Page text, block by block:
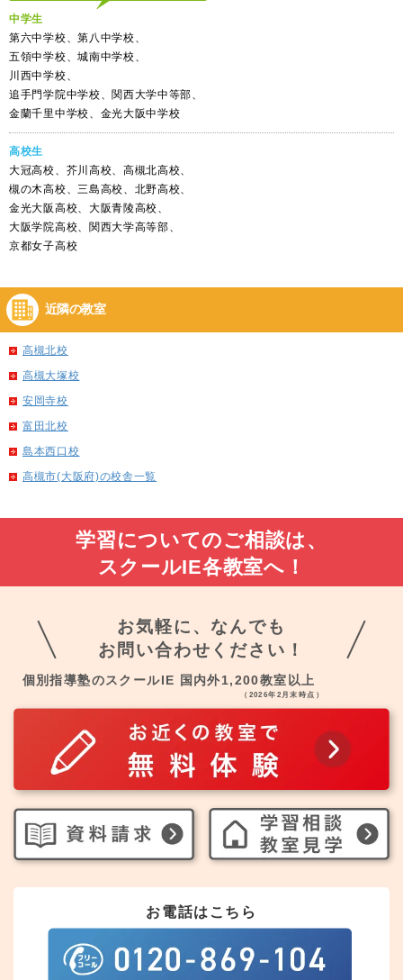
中学生
第六中学校、第八中学校、
五領中学校、城南中学校、
川西中学校、
追手門学院中学校、関西大学中等部、
金蘭千里中学校、金光大阪中学校
高校生
大冠高校、芥川高校、高槻北高校、
槻の木高校、三島高校、北野高校、
金光大阪高校、大阪青陵高校、
大阪学院高校、関西大学高等部、
京都女子高校
近隣の教室
高槻北校
高槻大塚校
安岡寺校
富田北校
島本西口校
高槻市(大阪府)の校舎一覧
学習についてのご相談は、
スクールIE各教室へ！
お気軽に、なんでも
お問い合わせください！
個別指導塾のスクールIE 国内外1,200教室以上
（2026年2月末時点）
お電話はこちら